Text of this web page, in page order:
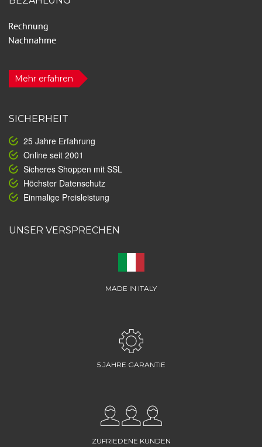
Mehr erfahren
SICHERHEIT
25 Jahre Erfahrung
Online seit 2001
Sicheres Shoppen mit SSL
Höchster Datenschutz
Einmalige Preisleistung
UNSER VERSPRECHEN
MADE IN ITALY
5 JAHRE GARANTIE
ZUFRIEDENE KUNDEN